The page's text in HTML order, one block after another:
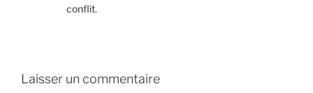
conflit.
Laisser un commentaire